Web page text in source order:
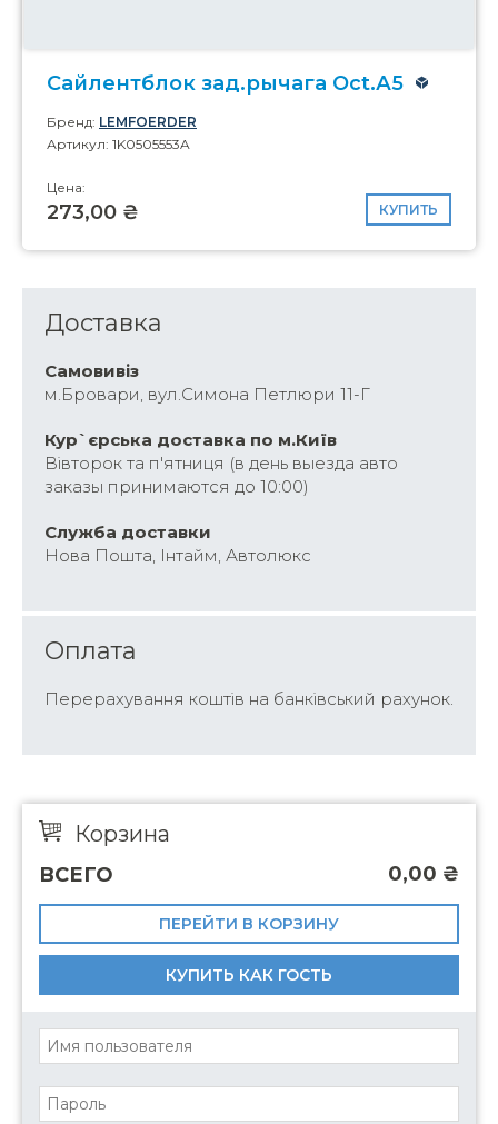
Сайлентблок зад.рычага Oct.А5
Бренд: LEMFOERDER
Артикул: 1K0505553A
Цена:
273,00 ₴ КУПИТЬ
Доставка
Самовивіз
м.Бровари, вул.Симона Петлюри 11-Г
Кур`єрська доставка по м.Київ
Вівторок та п'ятниця (в день выезда авто
заказы принимаются до 10:00)
Cлужба доставки
Нова Пошта, Інтайм, Автолюкс
Оплата
Перерахування коштів на банківський рахунок.
Корзина
ВСЕГО 0,00 ₴
ПЕРЕЙТИ В КОРЗИНУ
КУПИТЬ КАК ГОСТЬ